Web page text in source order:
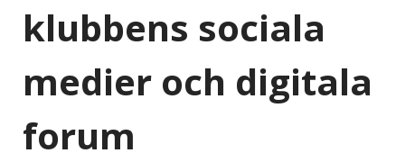
klubbens sociala
medier och digitala
forum